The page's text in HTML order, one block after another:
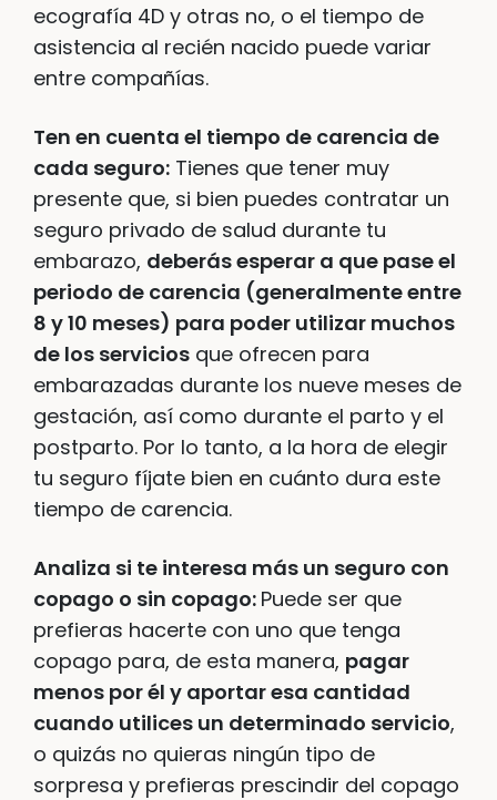
ecografía 4D y otras no, o el tiempo de
asistencia al recién nacido puede variar
entre compañías.
Ten en cuenta el tiempo de carencia de
cada seguro: Tienes que tener muy
presente que, si bien puedes contratar un
seguro privado de salud durante tu
embarazo, deberás esperar a que pase el
periodo de carencia (generalmente entre
8 y 10 meses) para poder utilizar muchos
de los servicios que ofrecen para
embarazadas durante los nueve meses de
gestación, así como durante el parto y el
postparto. Por lo tanto, a la hora de elegir
tu seguro fíjate bien en cuánto dura este
tiempo de carencia.
Analiza si te interesa más un seguro con
copago o sin copago: Puede ser que
prefieras hacerte con uno que tenga
copago para, de esta manera, pagar
menos por él y aportar esa cantidad
cuando utilices un determinado servicio,
o quizás no quieras ningún tipo de
sorpresa y prefieras prescindir del copago